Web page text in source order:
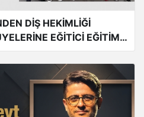
DİŞ HEKİMLİĞİ
EĞİTİCİ EĞİTİMİ